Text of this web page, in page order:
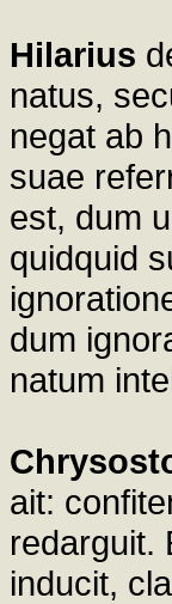
Hilarius
natus,
negat ab
suae
est, dum
quidquid
dum
natum
ait:
redarguit.
inducit,